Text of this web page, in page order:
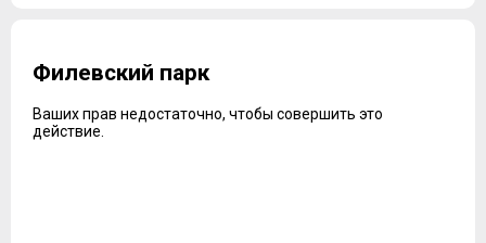
Филевский парк
Ваших прав недостаточно, чтобы совершить это
действие.